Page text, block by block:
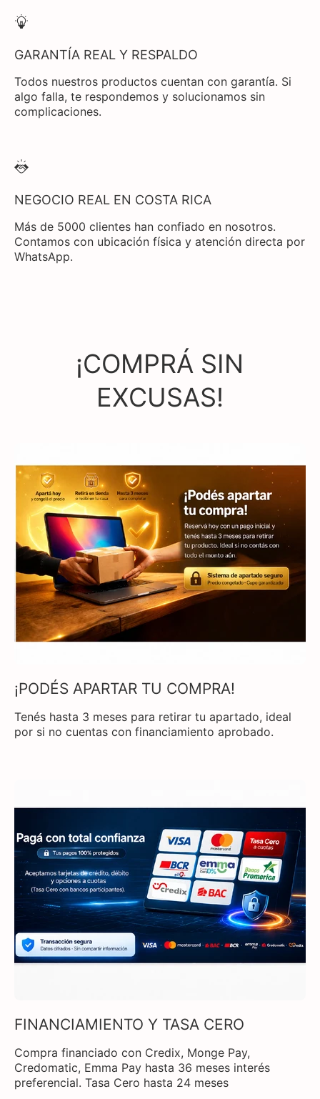
GARANTÍA REAL Y RESPALDO
Todos nuestros productos cuentan con garantía. Si
algo falla, te respondemos y solucionamos sin
complicaciones.
NEGOCIO REAL EN COSTA RICA
Más de 5000 clientes han confiado en nosotros.
Contamos con ubicación física y atención directa por
WhatsApp.
¡COMPRÁ SIN
EXCUSAS!
¡PODÉS APARTAR TU COMPRA!
Tenés hasta 3 meses para retirar tu apartado, ideal
por si no cuentas con financiamiento aprobado.
FINANCIAMIENTO Y TASA CERO
Compra financiado con Credix, Monge Pay,
Credomatic, Emma Pay hasta 36 meses interés
preferencial. Tasa Cero hasta 24 meses